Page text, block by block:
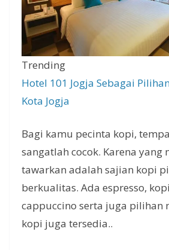
Trending
Hotel 101 Jogja Sebagai
Kota Jogja
Bagi kamu pecinta kopi,
sangatlah cocok. Karena yang
tawarkan adalah sajian kopi
berkualitas. Ada espresso,
cappuccino serta juga pilihan
kopi juga tersedia..